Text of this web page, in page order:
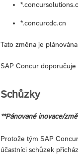
*.concurcdc.cn
Tato změna je
SAP Concur
Schůzky
**Pánované inovace/
Protože tým SAP
účastníci schůzek